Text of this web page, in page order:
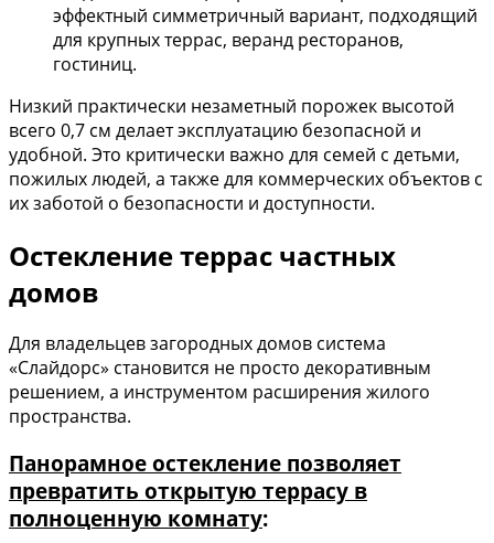
эффектный симметричный вариант, подходящий
для крупных террас, веранд ресторанов,
гостиниц.
Низкий практически незаметный порожек высотой
всего 0,7 см делает эксплуатацию безопасной и
удобной. Это критически важно для семей с детьми,
пожилых людей, а также для коммерческих объектов с
их заботой о безопасности и доступности.
Остекление террас частных
домов
Для владельцев загородных домов система
«Слайдорс» становится не просто декоративным
решением, а инструментом расширения жилого
пространства.
Панорамное остекление позволяет
превратить открытую террасу в
полноценную комнату: